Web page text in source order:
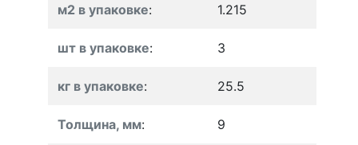
м2 в упаковке: 1.215
шт в упаковке: 3
кг в упаковке: 25.5
Толщина, мм: 9